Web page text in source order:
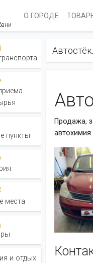
О ГОРОДЕ
пункты
места
и отдых
Продажа,
автохимия.